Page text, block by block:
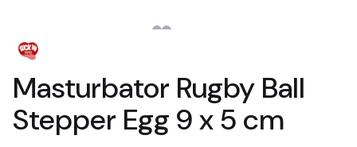
Masturbator Rugby Ball
Stepper Egg 9 x 5 cm